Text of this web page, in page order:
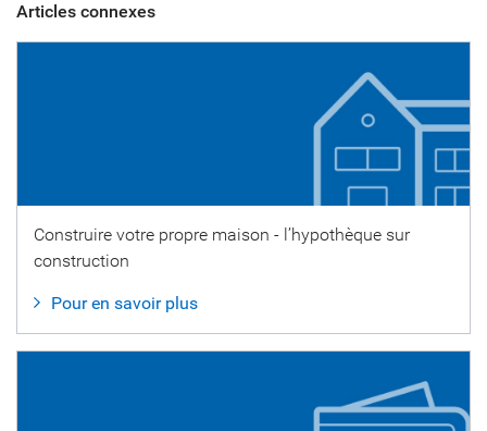
Articles connexes
Construire votre propre maison - l’hypothèque sur
construction
Pour en savoir plus